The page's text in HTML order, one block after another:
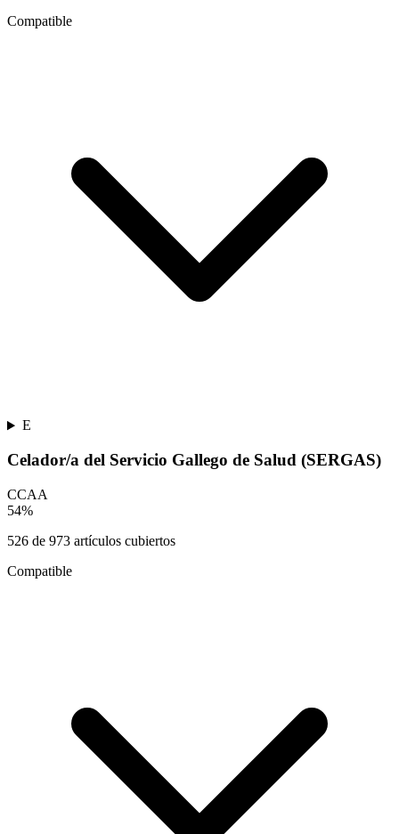
Compatible
E
Celador/a del Servicio Gallego de Salud (SERGAS)
CCAA
54%
526 de 973 artículos cubiertos
Compatible